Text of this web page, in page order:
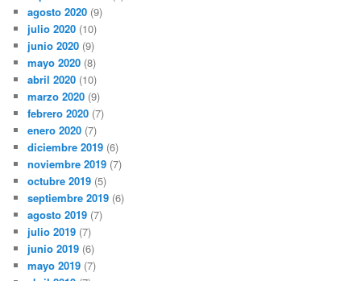
agosto 2020 (9)
julio 2020 (10)
junio 2020 (9)
mayo 2020 (8)
abril 2020 (10)
marzo 2020 (9)
febrero 2020 (7)
enero 2020 (7)
diciembre 2019 (6)
noviembre 2019 (7)
octubre 2019 (5)
septiembre 2019 (6)
agosto 2019 (7)
julio 2019 (7)
junio 2019 (6)
mayo 2019 (7)